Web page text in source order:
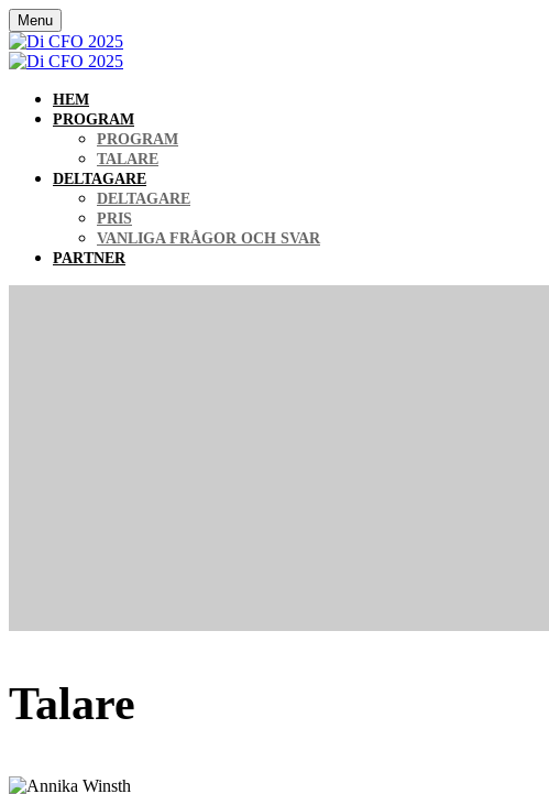
Menu
HEM
PROGRAM
PROGRAM
TALARE
DELTAGARE
DELTAGARE
PRIS
VANLIGA FRÅGOR OCH SVAR
PARTNER
Talare